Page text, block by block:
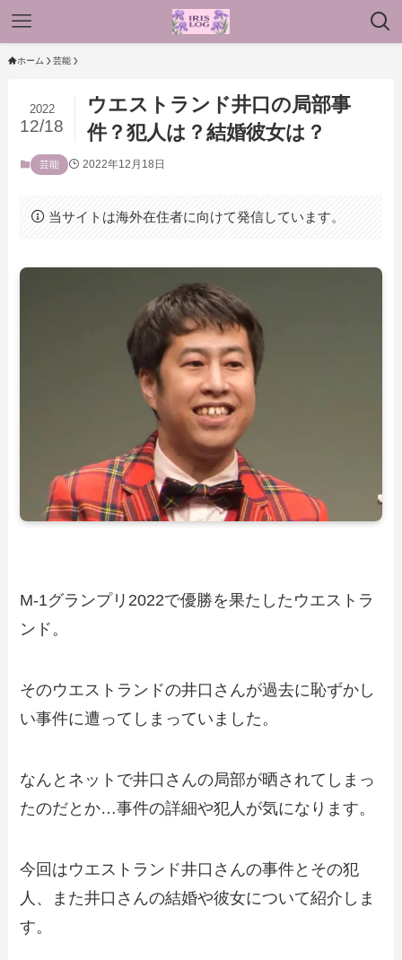
ホーム 芸能
ウエストランド井口の局部事
件？犯人は？結婚彼女は？
2022
12/18
芸能 2022年12月18日
当サイトは海外在住者に向けて発信しています。
M-1グランプリ2022で優勝を果たしたウエストラ
ンド。
そのウエストランドの井口さんが過去に恥ずかし
い事件に遭ってしまっていました。
なんとネットで井口さんの局部が晒されてしまっ
たのだとか…事件の詳細や犯人が気になります。
今回はウエストランド井口さんの事件とその犯
人、また井口さんの結婚や彼女について紹介しま
す。